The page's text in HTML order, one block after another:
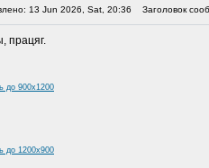
13 Jun 2026, Sat, 20:36 Заголовок
працяг.
до 900x1200
до 1200x900